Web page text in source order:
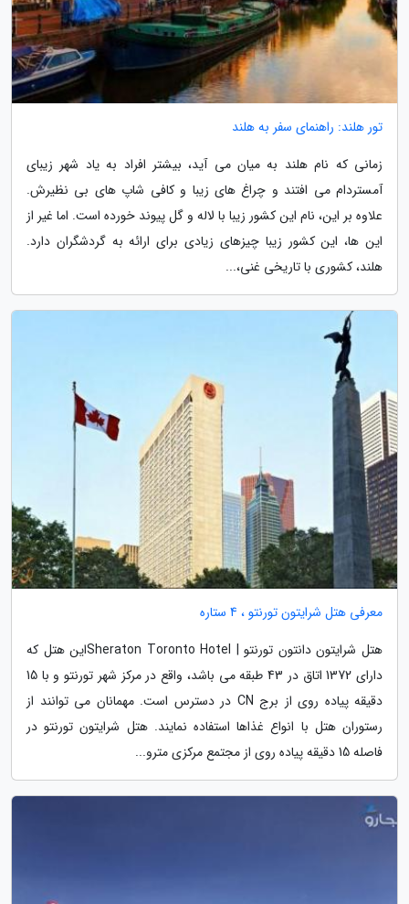
تور هلند: راهنمای سفر به هلند
زمانی که نام هلند به میان می آید، بیشتر افراد به یاد شهر زیبای
آمستردام می افتند و چراغ های زیبا و کافی شاپ های بی نظیرش.
علاوه بر این، نام این کشور زیبا با لاله و گل پیوند خورده است. اما غیر از
این ها، این کشور زیبا چیزهای زیادی برای ارائه به گردشگران دارد.
هلند، کشوری با تاریخی غنی،...
معرفی هتل شرایتون تورنتو ، 4 ستاره
هتل شرایتون دانتون تورنتو | Sheraton Toronto Hotelاین هتل که
دارای 1372 اتاق در 43 طبقه می باشد، واقع در مرکز شهر تورنتو و با 15
دقیقه پیاده روی از برج CN در دسترس است. مهمانان می توانند از
رستوران هتل با انواع غذاها استفاده نمایند. هتل شرایتون تورنتو در
فاصله 15 دقیقه پیاده روی از مجتمع مرکزی مترو...